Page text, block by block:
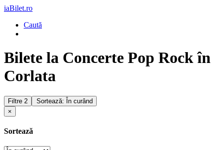
iaBilet.ro
Caută
Bilete la Concerte Pop Rock în
Corlata
Filtre 2
Sortează: În curând
×
Sortează